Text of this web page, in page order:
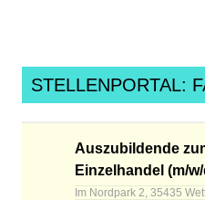
STELLENPORTAL:
Auszubildende
Einzelhandel (m/
Im Nordpark 2, 35435